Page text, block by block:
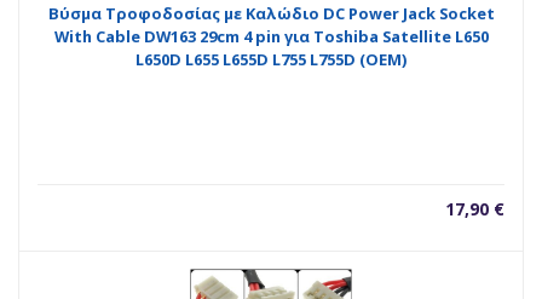
Βύσμα Τροφοδοσίας με Καλώδιο DC Power Jack Socket
With Cable DW163 29cm 4 pin για Toshiba Satellite L650
L650D L655 L655D L755 L755D (OEM)
17,90 €